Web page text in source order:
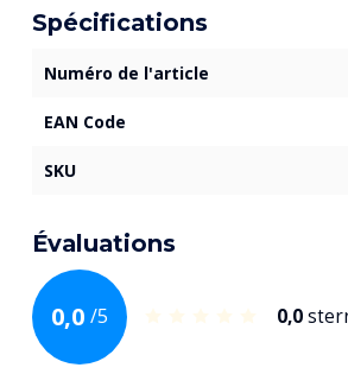
Spécifications
Numéro de l'article
EAN Code
SKU
Évaluations
0,0 /5 0,0